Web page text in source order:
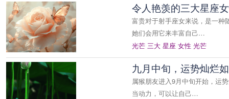
令人艳羡的三大星座
富贵对于射手座女来说，是一种
她们会用它来丰富自己…
光芒 三大 星座 女性 光芒
九月中旬，运势灿烂
属猴朋友进入9月中旬开始，运
当动力，可以让自己…